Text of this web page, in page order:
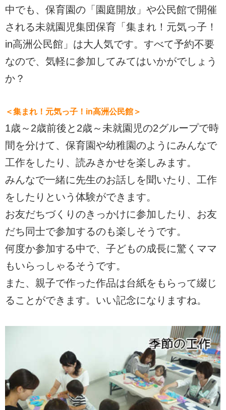
中でも、保育園の「園庭開放」や公民館で開催
される未就園児集団保育「集まれ！元気っ子！
in高洲公民館」は大人気です。すべて予約不要
なので、気軽に参加してみてはいかがでしょう
か？
＜集まれ！元気っ子！in高洲公民館＞
1歳～2歳前後と2歳～未就園児の2グループで時
間を分けて、保育園や幼稚園のようにみんなで
工作をしたり、読みきかせを楽しみます。
みんなで一緒に先生のお話しを聞いたり、工作
をしたりという体験ができます。
お友だちづくりのきっかけに参加したり、お友
だち同士で参加するのも楽しそうです。
何度か参加する中で、子どもの成長に驚くママ
もいらっしゃるそうです。
また、親子で作った作品は台紙をもらって綴じ
ることができます。いい記念になりますね。